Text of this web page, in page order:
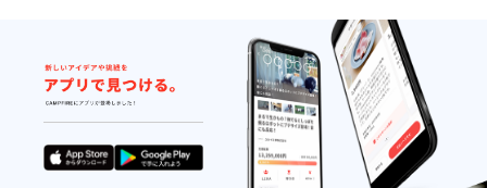
承くだ
さい。
※使用感
に関す
る返
品・交
換は出
来ませ
ん。